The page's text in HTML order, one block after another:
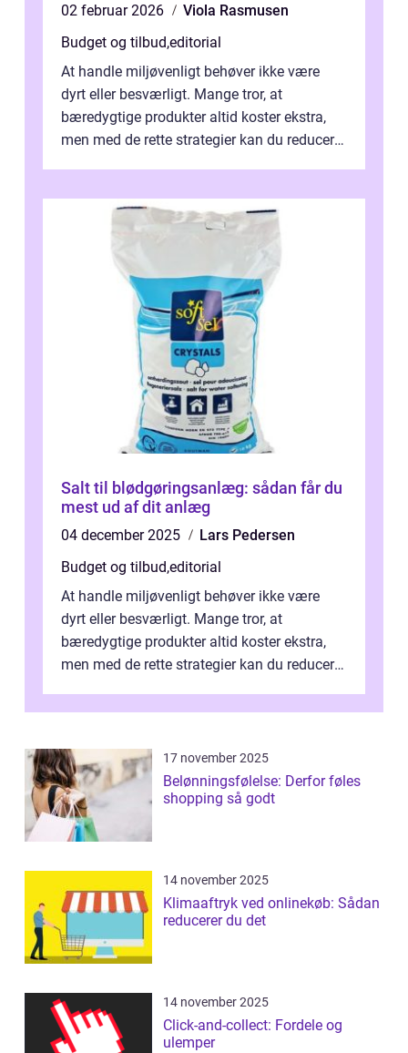
02 februar 2026
Viola Rasmusen
Budget og tilbud,editorial
At handle miljøvenligt behøver ikke være
dyrt eller besværligt. Mange tror, at
bæredygtige produkter altid koster ekstra,
men med de rette strategier kan du reducere
Salt til blødgøringsanlæg: sådan får du
mest ud af dit anlæg
04 december 2025
Lars Pedersen
Budget og tilbud,editorial
At handle miljøvenligt behøver ikke være
dyrt eller besværligt. Mange tror, at
bæredygtige produkter altid koster ekstra,
men med de rette strategier kan du reducere
17 november 2025
Belønningsfølelse: Derfor føles
shopping så godt
14 november 2025
Klimaaftryk ved onlinekøb: Sådan
reducerer du det
14 november 2025
Click-and-collect: Fordele og
ulemper